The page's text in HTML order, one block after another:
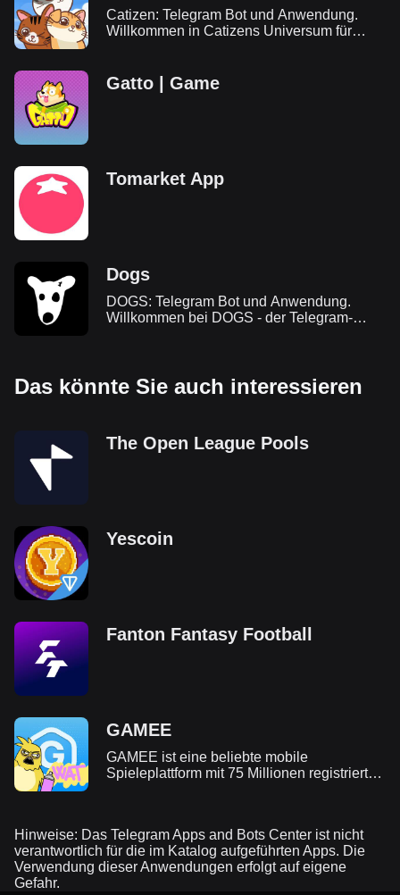
Catizen: Telegram Bot und Anwendung.
Willkommen in Catizens Universum für
und erfahren Sie alle Details über Catizen.
Gatto | Game
Tomarket App
Dogs
DOGS: Telegram Bot und Anwendung.
Willkommen bei DOGS - der Telegram-
Ökosystem teilnehmen können.
Das könnte Sie auch interessieren
The Open League Pools
Yescoin
Fanton Fantasy Football
GAMEE
GAMEE ist eine beliebte mobile
Spieleplattform mit 75 Millionen registrierten
Web3-Ära zu führen.
Hinweise: Das Telegram Apps and Bots Center ist nicht
verantwortlich für die im Katalog aufgeführten Apps. Die
Verwendung dieser Anwendungen erfolgt auf eigene
Gefahr.